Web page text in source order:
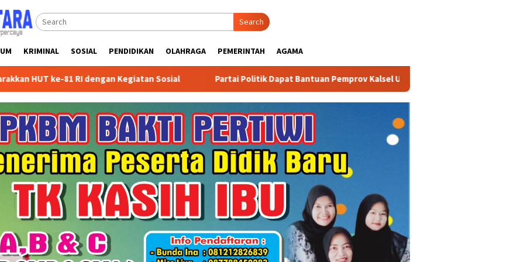
Search
KRIMINAL SOSIAL PENDIDIKAN OLAHRAGA PEMERINTAH AGAMA
dengan Kegiatan Sosial Partai Politik Dapat Bantuan Pemprov Kalsel Untuk Memperkuat Kelembagaan dan